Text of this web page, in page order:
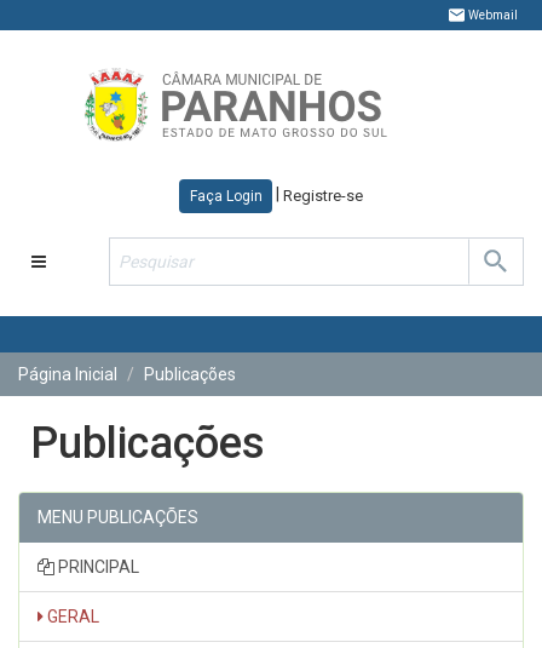
Webmail
Faça Login Registre-se
Toggle
navigation
Página Inicial Publicações
Publicações
MENU PUBLICAÇÕES
PRINCIPAL
GERAL